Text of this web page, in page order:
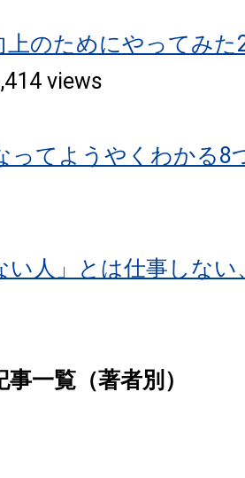
上のためにやってみた
414 views
ってようやくわかる8
い人」とは仕事しな
一覧（著者別）